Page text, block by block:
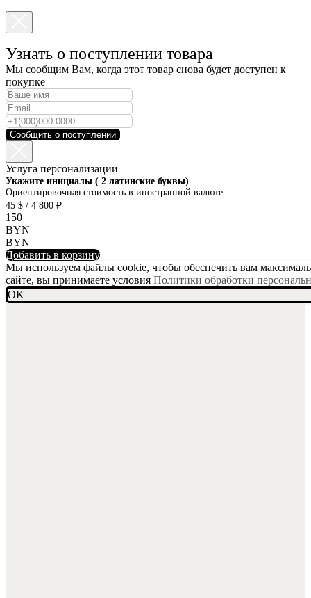
Узнать о поступлении товара
Мы сообщим Вам, когда этот товар снова будет доступен к
покупке
Сообщить о поступлении
Услуга персонализации
Укажите инициалы ( 2 латинские буквы)
Ориентировочная стоимость в иностранной валюте:
45 $ / 4 800 ₽
150
BYN
BYN
Добавить в корзину
Мы используем файлы cookie, чтобы обеспечить вам
сайте, вы принимаете условия Политики обработки
OK